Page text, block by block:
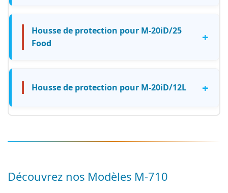
Housse de protection pour M-20iD/25
Food
+
Housse de protection pour M-20iD/12L +
Découvrez nos Modèles M-710